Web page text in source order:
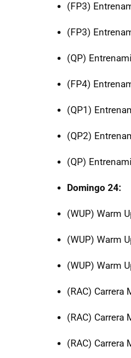
(FP3)
(FP3)
(QP)
(FP4)
(QP1)
(QP2)
(QP)
Domingo 24:
(WUP) Warm
(WUP) Warm
(WUP) Warm
(RAC) Carrera
(RAC) Carrera
(RAC) Carrera